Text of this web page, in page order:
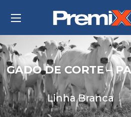
GADO DE CORTE –
Linha Branca